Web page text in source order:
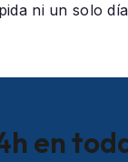
ni un solo
en